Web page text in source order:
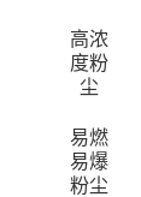
高浓
度粉
尘
易燃
易爆
粉尘